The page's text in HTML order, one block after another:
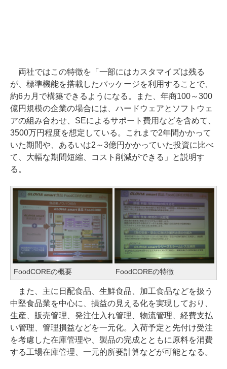
両社ではこの特徴を「一部にはカスタマイズは残る
が、標準機能を搭載したパッケージを利用することで、
約6カ月で構築できるようになる。また、年商100～300
億円規模の企業の場合には、ハードウェアとソフトウェ
アの組み合わせ、SEによるサポート費用などを含めて、
3500万円程度を想定している。これまで2年間かかって
いた期間や、あるいは2～3億円かかっていた投資に比べ
て、大幅な期間短縮、コスト削減ができる」と説明す
る。
FoodCOREの概要 FoodCOREの特徴
また、主に日配食品、生鮮食品、加工食品などを扱う
中堅食品業を中心に、損益の見える化を実現しており、
生産、販売管理、発注仕入れ管理、物流管理、経費支払
い管理、管理損益などを一元化。入荷予定と先付け受注
を考慮した在庫管理や、製品の完成とともに原料を消費
する工場在庫管理、一元的所要計算などが可能となる。